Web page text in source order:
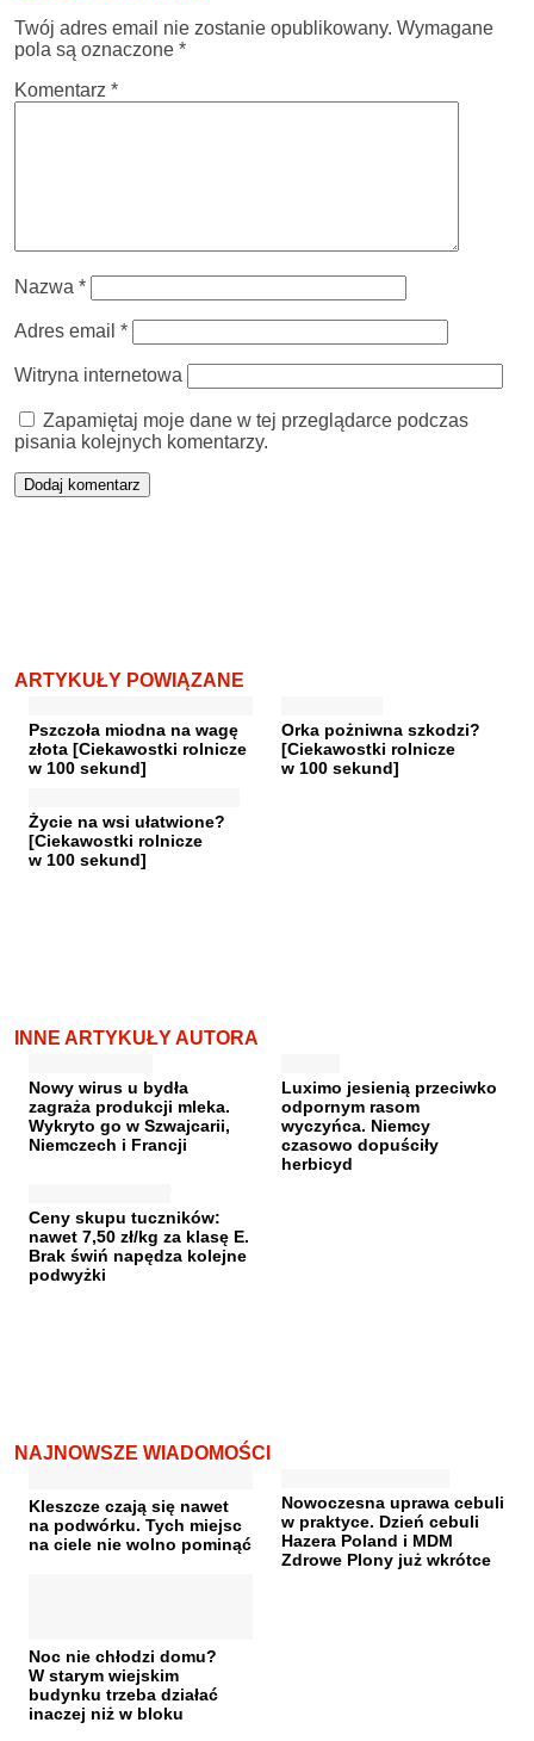
Twój adres email nie zostanie opublikowany. Wymagane
pola są oznaczone *
Komentarz *
Nazwa *
Adres email *
Witryna internetowa
Zapamiętaj moje dane w tej przeglądarce podczas
pisania kolejnych komentarzy.
ARTYKUŁY POWIĄZANE
Pszczoła miodna na wagę
złota [Ciekawostki rolnicze
w 100 sekund]
Orka pożniwna szkodzi?
[Ciekawostki rolnicze
w 100 sekund]
Życie na wsi ułatwione?
[Ciekawostki rolnicze
w 100 sekund]
INNE ARTYKUŁY AUTORA
Nowy wirus u bydła
zagraża produkcji mleka.
Wykryto go w Szwajcarii,
Niemczech i Francji
Luximo jesienią przeciwko
odpornym rasom
wyczyńca. Niemcy
czasowo dopuściły
herbicyd
Ceny skupu tuczników:
nawet 7,50 zł/kg za klasę E.
Brak świń napędza kolejne
podwyżki
NAJNOWSZE WIADOMOŚCI
Kleszcze czają się nawet
na podwórku. Tych miejsc
na ciele nie wolno pominąć
Nowoczesna uprawa cebuli
w praktyce. Dzień cebuli
Hazera Poland i MDM
Zdrowe Plony już wkrótce
Noc nie chłodzi domu?
W starym wiejskim
budynku trzeba działać
inaczej niż w bloku